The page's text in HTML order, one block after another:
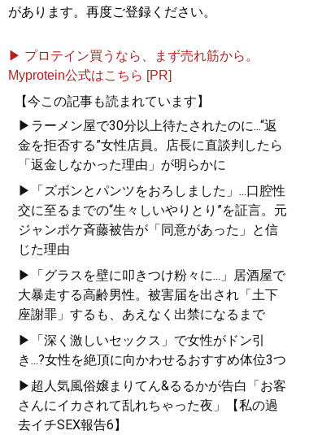
があります。再度ご登録ください。
▶ プロテイン買うなら、まず売れ筋から。
Myprotein公式はこちら [PR]
【今この記事も読まれています】
▶ラーメン屋で30分以上待たされたのに...“返
金を拒否する”女性店員。店長に直談判したら
「返金しなかった理由」が明らかに
▶「ズボンとパンツをおろしました」...口腔性
交に至るまでの“生々しいやりとり”を証言。元
ジャンポケ斉藤被告が「同意があった」と信
じた理由
▶「グラスを壁に叩きつけ粉々に...」居酒屋で
大暴走する高齢男性。被害届を出され「土下
座謝罪」するも、あえなく出禁になるまで
▶「深く激しいセックス」で女性がドン引
き...?女性を絶頂に向かわせるおすすめ体位3つ
▶超人気風俗嬢まりてん&るるかが告白「お客
さんにイカされて乱れちゃった夜」【私の過
去イチSEX報告6】